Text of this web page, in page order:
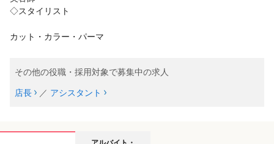
◇スタイリスト
カット・カラー・パーマ
その他の役職・採用対象で募集中の求人
店長 ／ アシスタント